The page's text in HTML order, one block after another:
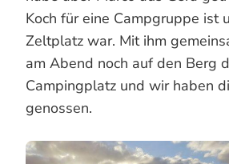
Koch für eine Campgruppe ist
Zeltplatz war. Mit ihm
am Abend noch auf den Berg
Campingplatz und wir haben
genossen.